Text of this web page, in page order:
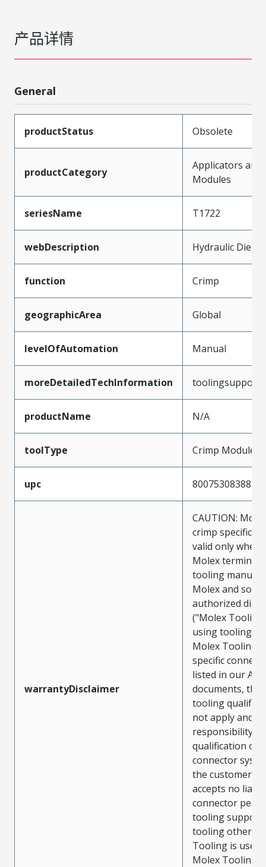
产品详情
General
productStatus Obsolete
productCategory
Applicators and
Modules
seriesName T1722
webDescription Hydraulic Die
function Crimp
geographicArea Global
levelOfAutomation Manual
moreDetailedTechInformation
productName N/A
toolType Crimp Module
upc 800753083882
warrantyDisclaimer
CAUTION:
crimp
valid only when
Molex
tooling
Molex and sold
authorized
("Molex
using tooling
Molex Tooling
specific
listed in our ATS
documents, the
tooling
not apply and
responsibility
qualification of
connector
the customer.
accepts no
connector
tooling support
tooling other
Tooling is used
Molex Tooling